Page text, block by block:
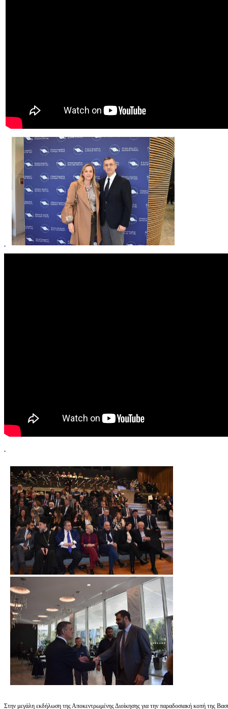
Στην μεγάλη εκδήλωση της Αποκεντρωμένης Διοίκησης για την παραδοσιακή κοπή της